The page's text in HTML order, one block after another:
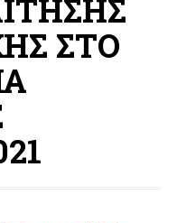
ΣΤΟ